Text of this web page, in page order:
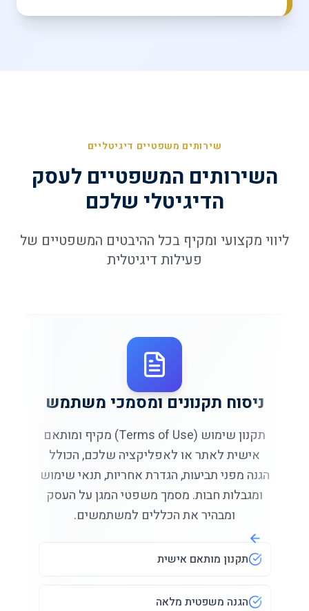
שירותים משפטיים דיגיטליים
השירותים המשפטיים לעסק
הדיגיטלי שלכם
ליווי מקצועי ומקיף בכל ההיבטים המשפטיים של
פעילות דיגיטלית
ניסוח תקנונים ומסמכי משתמש
תקנון שימוש (Terms of Use) מקיף ומותאם
אישית לאתר או לאפליקציה שלכם, הכולל
הגנה מפני תביעות, הגדרת אחריות, תנאי שימוש
ומגבלות חבות. מסמך משפטי המגן על העסק
ומבהיר את הכללים למשתמשים.
תקנון מותאם אישית
הגנה משפטית מלאה